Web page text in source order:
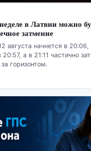
в Латвии можно
затмение
августа начнется в
а в 21:11 частично
горизонтом.